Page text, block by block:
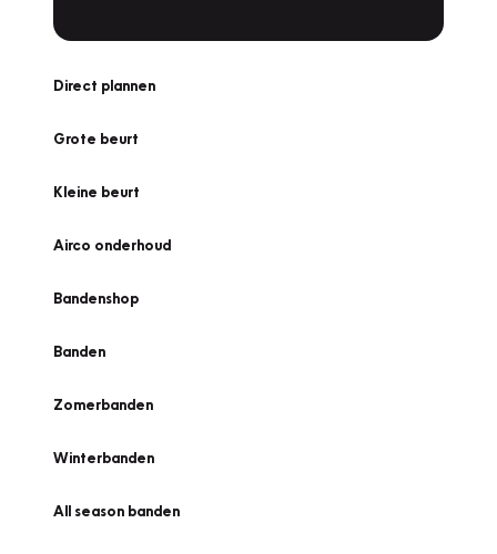
Direct plannen
Grote beurt
Kleine beurt
Airco onderhoud
Bandenshop
Banden
Zomerbanden
Winterbanden
All season banden